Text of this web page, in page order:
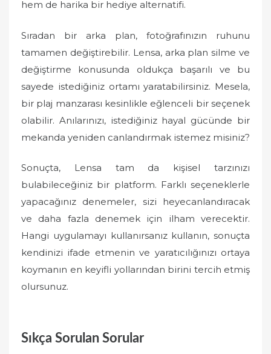
hem de harika bir hediye alternatifi.
Sıradan bir arka plan, fotoğrafınızın ruhunu
tamamen değiştirebilir. Lensa, arka plan silme ve
değiştirme konusunda oldukça başarılı ve bu
sayede istediğiniz ortamı yaratabilirsiniz. Mesela,
bir plaj manzarası kesinlikle eğlenceli bir seçenek
olabilir. Anılarınızı, istediğiniz hayal gücünde bir
mekanda yeniden canlandırmak istemez misiniz?
Sonuçta, Lensa tam da kişisel tarzınızı
bulabileceğiniz bir platform. Farklı seçeneklerle
yapacağınız denemeler, sizi heyecanlandıracak
ve daha fazla denemek için ilham verecektir.
Hangi uygulamayı kullanırsanız kullanın, sonuçta
kendinizi ifade etmenin ve yaratıcılığınızı ortaya
koymanın en keyifli yollarından birini tercih etmiş
olursunuz.
Sıkça Sorulan Sorular